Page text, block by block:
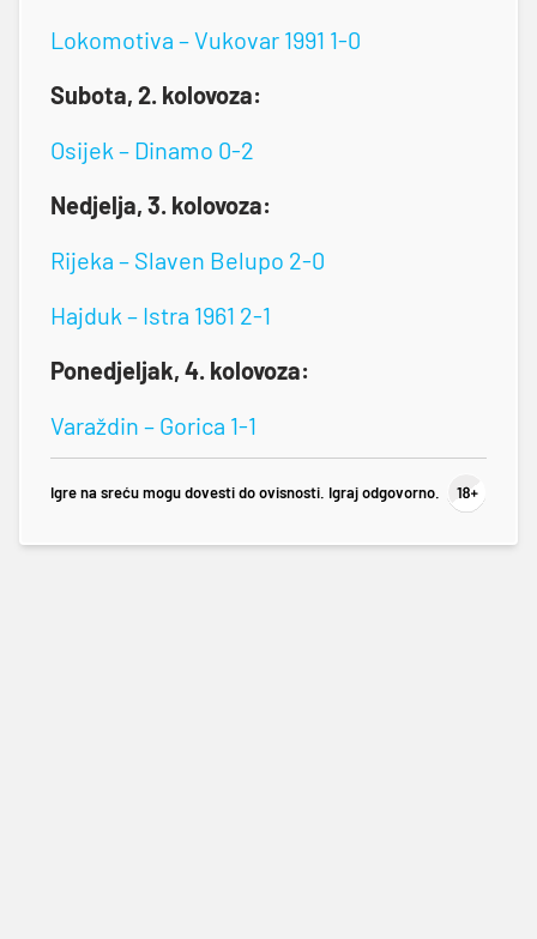
Lokomotiva – Vukovar 1991 1-0
Subota, 2. kolovoza:
Osijek – Dinamo 0-2
Nedjelja, 3. kolovoza:
Rijeka – Slaven Belupo 2-0
Hajduk – Istra 1961 2-1
Ponedjeljak, 4. kolovoza:
Varaždin – Gorica 1-1
Igre na sreću mogu dovesti do ovisnosti. Igraj odgovorno.